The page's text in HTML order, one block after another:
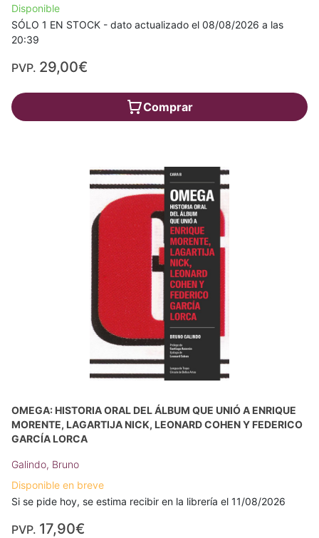
Disponible
SÓLO 1 EN STOCK - dato actualizado el 08/08/2026 a las
20:39
PVP. 29,00€
Comprar
OMEGA: HISTORIA ORAL DEL ÁLBUM QUE UNIÓ A ENRIQUE
MORENTE, LAGARTIJA NICK, LEONARD COHEN Y FEDERICO
GARCÍA LORCA
Galindo, Bruno
Disponible en breve
Si se pide hoy, se estima recibir en la librería el 11/08/2026
PVP. 17,90€